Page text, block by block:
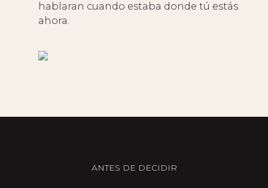
hablaran cuando estaba donde tú estás
ahora.
ANTES DE DECIDIR